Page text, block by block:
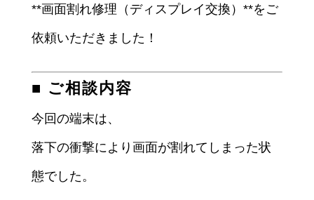
**画面割れ修理（ディスプレイ交換）**をご
依頼いただきました！
■ ご相談内容
今回の端末は、
落下の衝撃により画面が割れてしまった状
態でした。